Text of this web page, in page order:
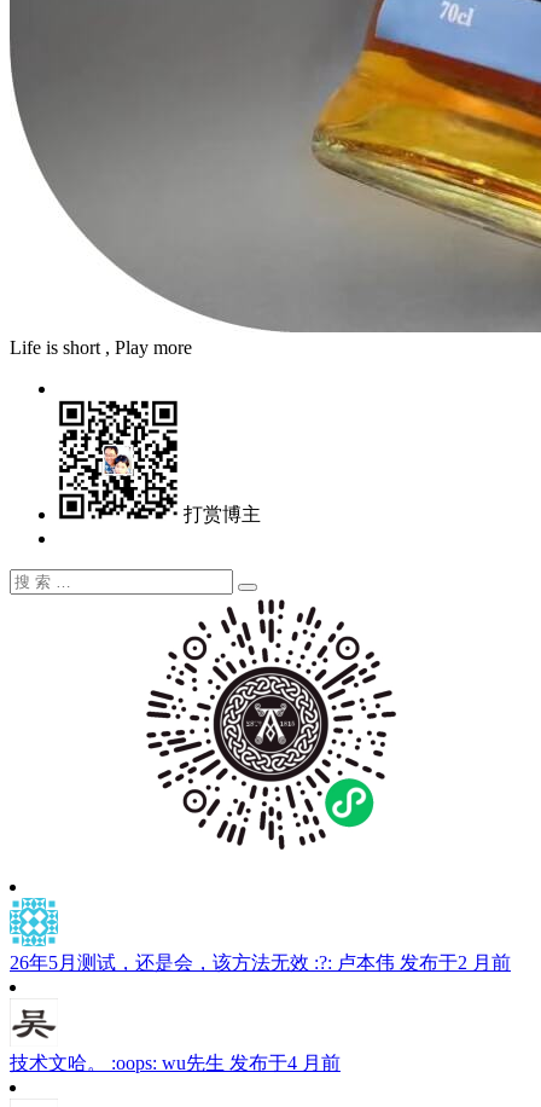
Life is short , Play more
打赏博主
搜
搜
索
26年5月测试，还是会，该方法无效 :?: 卢本伟 发布于2 月前
技术文哈。 :oops: wu先生 发布于4 月前